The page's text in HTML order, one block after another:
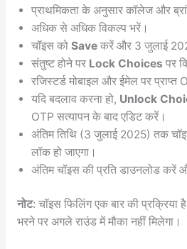
प्राथमिकता के अनुसार कॉलेज और
अधिक से अधिक विकल्प भरें।
चॉइस को Saveकरें और 3 जुलाई
संतुष्ट होने पर Lock Choices पर
रजिस्टर्ड मोबाइल और ईमेल पर
यदि बदलाव करना हो, Unlock
OTP सत्यापन के बाद एडिट करें।
अंतिम तिथि (3 जुलाई 2025) तक
लॉक हो जाएगा।
अंतिम चॉइस की प्रति डाउनलोड करें
नोट: चॉइस फिलिंग एक बार की प्रक्रिया
भरने पर अगले राउंड में मौका नहीं मिलेगा।